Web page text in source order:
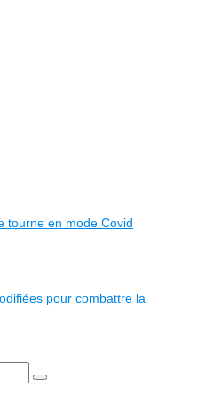
tourne en mode Covid
pour combattre la